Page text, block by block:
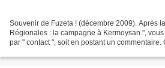
Souvenir de Fuzeta ! (décembre 2009). Après
Régionales : la campagne à Kermoysan ",
par " contact ", soit en postant un commentaire.